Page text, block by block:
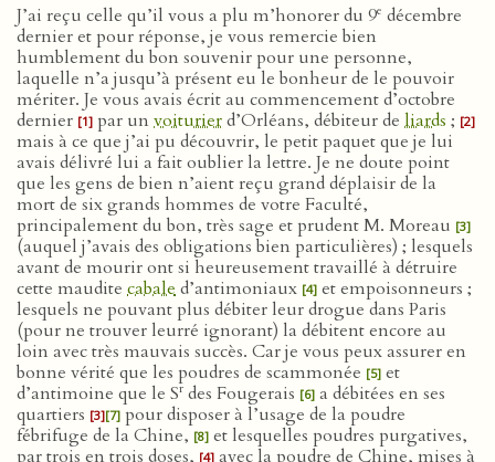
J’ai reçu celle qu’il vous a plu m’honorer du 9e décembre
dernier et pour réponse, je vous remercie bien
humblement du bon souvenir pour une personne,
laquelle n’a jusqu’à présent eu le bonheur de le pouvoir
mériter. Je vous avais écrit au commencement d’octobre
dernier [1] par un voiturierd’Orléans, débiteur de liards ; [2]
mais à ce que j’ai pu découvrir, le petit paquet que je lui
avais délivré lui a fait oublier la lettre. Je ne doute point
que les gens de bien n’aient reçu grand déplaisir de la
mort de six grands hommes de votre Faculté,
principalement du bon, très sage et prudent M. Moreau [3]
(auquel j’avais des obligations bien particulières) ; lesquels
avant de mourir ont si heureusement travaillé à détruire
cette maudite cabaled’antimoniaux [4] et empoisonneurs ;
lesquels ne pouvant plus débiter leur drogue dans Paris
(pour ne trouver leurré ignorant) la débitent encore au
loin avec très mauvais succès. Car je vous peux assurer en
bonne vérité que les poudres de scammonée [5] et
d’antimoine que le Sr des Fougerais [6] a débitées en ses
quartiers [3][7] pour disposer à l’usage de la poudre
fébrifuge de la Chine, [8] et lesquelles poudres purgatives,
par trois en trois doses, [4] avec la poudre de Chine, mises à